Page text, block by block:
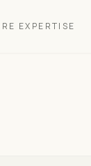
EXPERTISE